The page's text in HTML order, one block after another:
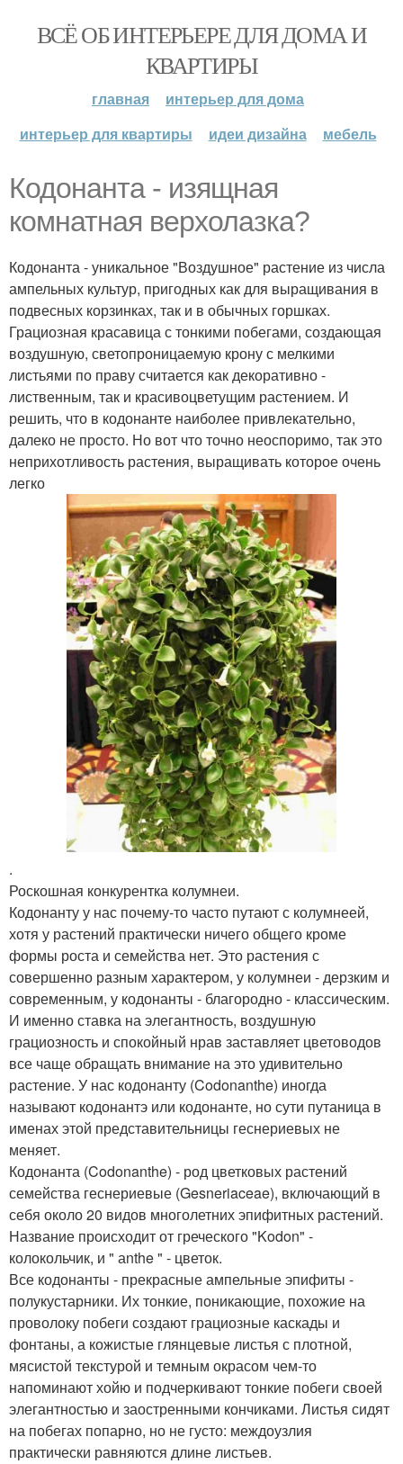
ВСЁ ОБ ИНТЕРЬЕРЕ ДЛЯ ДОМА И
КВАРТИРЫ
главная
интерьер для дома
интерьер для квартиры
идеи дизайна мебель
Кодонанта - изящная
комнатная верхолазка?
Кодонанта - уникальное "Воздушное" растение из числа
ампельных культур, пригодных как для выращивания в
подвесных корзинках, так и в обычных горшках.
Грациозная красавица с тонкими побегами, создающая
воздушную, светопроницаемую крону с мелкими
листьями по праву считается как декоративно -
лиственным, так и красивоцветущим растением. И
решить, что в кодонанте наиболее привлекательно,
далеко не просто. Но вот что точно неоспоримо, так это
неприхотливость растения, выращивать которое очень
легко
.
Роскошная конкурентка колумнеи.
Кодонанту у нас почему-то часто путают с колумнеей,
хотя у растений практически ничего общего кроме
формы роста и семейства нет. Это растения с
совершенно разным характером, у колумнеи - дерзким и
современным, у кодонанты - благородно - классическим.
И именно ставка на элегантность, воздушную
грациозность и спокойный нрав заставляет цветоводов
все чаще обращать внимание на это удивительно
растение. У нас кодонанту (Codonanthe) иногда
называют кодонантэ или кодонанте, но сути путаница в
именах этой представительницы геснериевых не
меняет.
Кодонанта (Codonanthe) - род цветковых растений
семейства геснериевые (Gesneriaceae), включающий в
себя около 20 видов многолетних эпифитных растений.
Название происходит от греческого "Kodon" -
колокольчик, и " аnthe " - цветок.
Все кодонанты - прекрасные ампельные эпифиты -
полукустарники. Их тонкие, поникающие, похожие на
проволоку побеги создают грациозные каскады и
фонтаны, а кожистые глянцевые листья с плотной,
мясистой текстурой и темным окрасом чем-то
напоминают хойю и подчеркивают тонкие побеги своей
элегантностью и заостренными кончиками. Листья сидят
на побегах попарно, но не густо: междоузлия
практически равняются длине листьев.